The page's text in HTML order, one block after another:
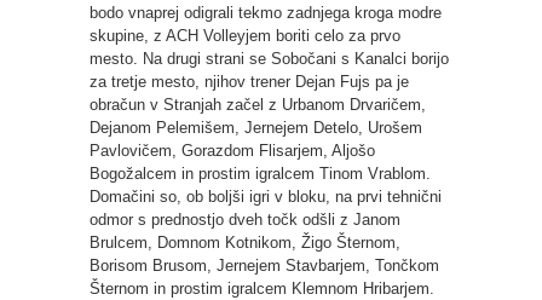
bodo vnaprej odigrali tekmo zadnjega kroga modre
skupine, z ACH Volleyjem boriti celo za prvo
mesto. Na drugi strani se Sobočani s Kanalci borijo
za tretje mesto, njihov trener Dejan Fujs pa je
obračun v Stranjah začel z Urbanom Drvaričem,
Dejanom Pelemišem, Jernejem Detelo, Urošem
Pavlovičem, Gorazdom Flisarjem, Aljošo
Bogožalcem in prostim igralcem Tinom Vrablom.
Domačini so, ob boljši igri v bloku, na prvi tehnični
odmor s prednostjo dveh točk odšli z Janom
Brulcem, Domnom Kotnikom, Žigo Šternom,
Borisom Brusom, Jernejem Stavbarjem, Tončkom
Šternom in prostim igralcem Klemnom Hribarjem.